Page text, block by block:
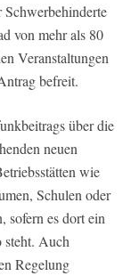
Schwerbehinderte
von mehr als 80
Veranstaltungen
befreit.
über die
neuen
wie
Schulen oder
sofern es dort ein
Auch
Regelung